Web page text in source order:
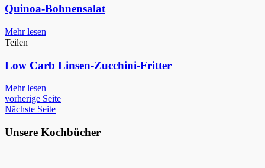
Quinoa-Bohnensalat
Mehr lesen
Teilen
Low Carb Linsen-Zucchini-Fritter
Mehr lesen
vorherige Seite
Nächste Seite
Unsere Kochbücher